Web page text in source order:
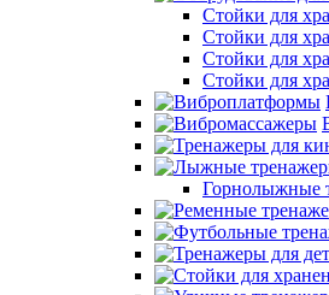
Стойки для
Стойки для
Стойки для
Стойки для
Горнолыжные